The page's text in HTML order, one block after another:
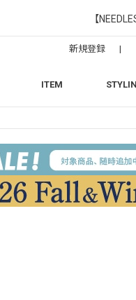
【
ITEM
新規登録 |